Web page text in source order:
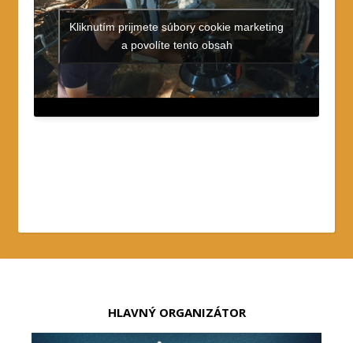
Kliknutím prijmete súbory cookie marketing
a povolíte tento obsah
HLAVNÝ ORGANIZÁTOR